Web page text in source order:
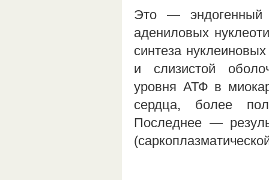
Это — эндогенный
адениловых
синтеза
и слизистой
уровня АТФ в
сердца, более
Последнее —